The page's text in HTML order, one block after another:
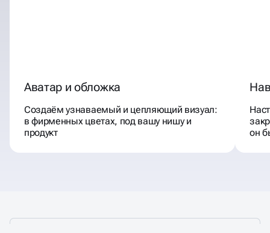
Аватар и обложка
Создаём узнаваемый и цепляющий визуал:
в фирменных цветах, под вашу нишу и